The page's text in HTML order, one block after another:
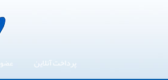
پرداخت آنلاین